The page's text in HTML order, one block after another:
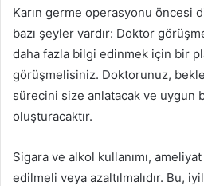
Karın germe operasyonu öncesi
bazı şeyler vardır: Doktor
daha fazla bilgi edinmek için bir
görüşmelisiniz. Doktorunuz,
sürecini size anlatacak ve uygun
oluşturacaktır.
Sigara ve alkol kullanımı,
edilmeli veya azaltılmalıdır. Bu,